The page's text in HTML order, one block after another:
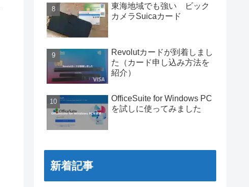
東海地域でも強い ビック
カメラSuicaカード
Revolutカードが到着しまし
た（カード申し込み方法を
紹介）
OfficeSuite for Windows PC
を試しに使ってみました
新着記事